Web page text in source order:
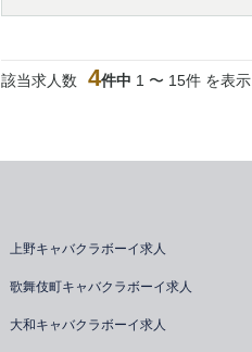
該当求人数 4件中 1 〜 15件 を表示
上野キャバクラボーイ求人
歌舞伎町キャバクラボーイ求人
大和キャバクラボーイ求人